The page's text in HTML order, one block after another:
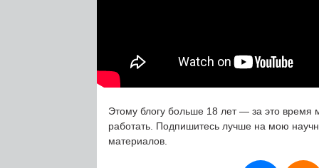
Этому блогу больше 18 лет — за это время
работать. Подпишитесь лучше на мою
материалов.